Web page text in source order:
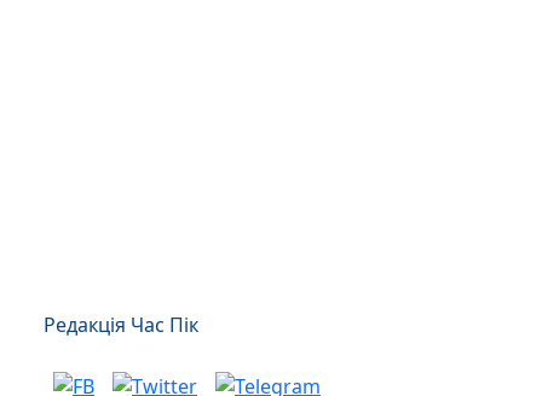
Редакція Час Пік